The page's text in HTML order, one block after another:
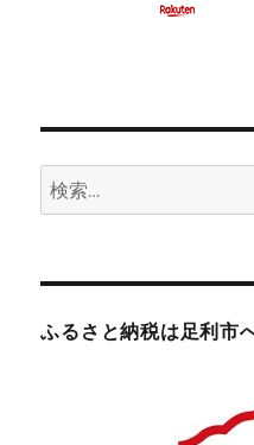
検
索:
ふるさと納税は足利市